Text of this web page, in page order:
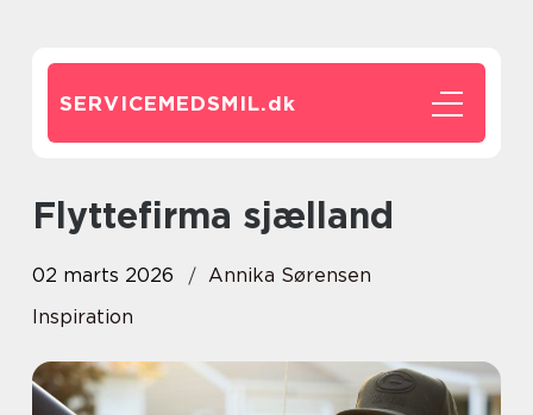
SERVICEMEDSMIL.dk
Flyttefirma sjælland
02 marts 2026
Annika Sørensen
Inspiration